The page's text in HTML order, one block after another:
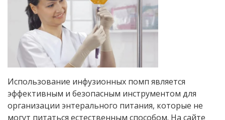
Использование инфузионных помп является
эффективным и безопасным инструментом для
организации энтерального питания, которые не
могут питаться естественным способом. На сайте